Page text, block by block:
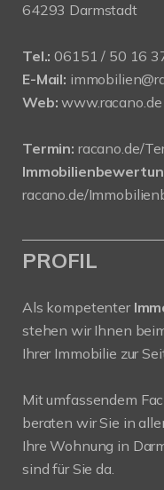
64293 Darmstadt
Tel.: 06151 / 50 16
E-Mail:
Web: www.racano.de
Termin: racano.de/
racano.de/
PROFIL
Als kompetenter
stehen wir Ihnen
Ihrer Immobilie zur
Mit umfassendem
beraten wir Sie in
Ihre Wohnung in
sind für Sie da.